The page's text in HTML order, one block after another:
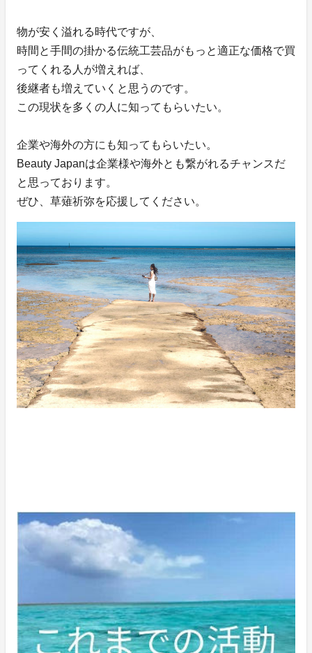
物が安く溢れる時代ですが、
時間と手間の掛かる伝統工芸品がもっと適正な価格で買
ってくれる人が増えれば、
後継者も増えていくと思うのです。
この現状を多くの人に知ってもらいたい。
企業や海外の方にも知ってもらいたい。
Beauty Japanは企業様や海外とも繋がれるチャンスだ
と思っております。
ぜひ、草薙祈弥を応援してください。